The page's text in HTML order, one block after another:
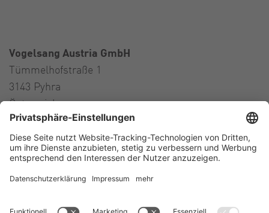
Vogelsang Austria GmbH
Tümmelhofstraße 1
3143 Pyhra
Österreich
Contact
Tel.:+43 664 16 56 724